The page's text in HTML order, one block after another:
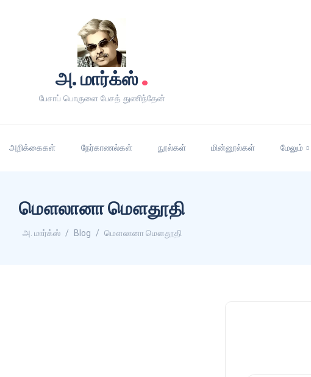
அ. மார்க்ஸ்.
பேசாப் பொருளை பேசத் துணிந்தேன்
அறிக்கைகள் நேர்காணல்கள் நூல்கள் மின்னூல்கள் மேலும்
மௌலானா மௌதூதி
அ. மார்க்ஸ் Blog மௌலானா மௌதூதி